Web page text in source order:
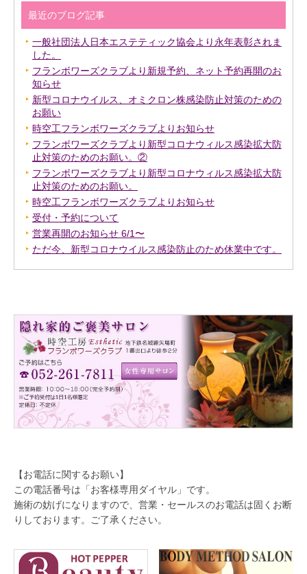
最近のブログ記事
一般社団法人日本エステティック協会より永年表彰されま
した。
フランボワーズクラブより新規予約、ネット予約再開のお
知らせ
新型コロナウイルス、オミクロン株感染防止対策のための
お願い
時空工フランボワーズクラブよりお知らせ
フランボワーズクラブより新型コロナウィルス感染拡大防
止対策のためのお願い。②
フランボワーズクラブより新型コロナウィルス感染拡大防
止対策のためのお願い。
時空工フランボワーズクラブよりお知らせ
受付・予約について
営業再開のお知らせ 6/1〜
ただ今、新型コロナウイルス感染防止のため休業中です。
【お電話に関するお願い】
この電話番号は「お客様専用ダイヤル」です。
施術の妨げになりますので、営業・セールスのお電話は固くお断
りしております。ご了承ください。